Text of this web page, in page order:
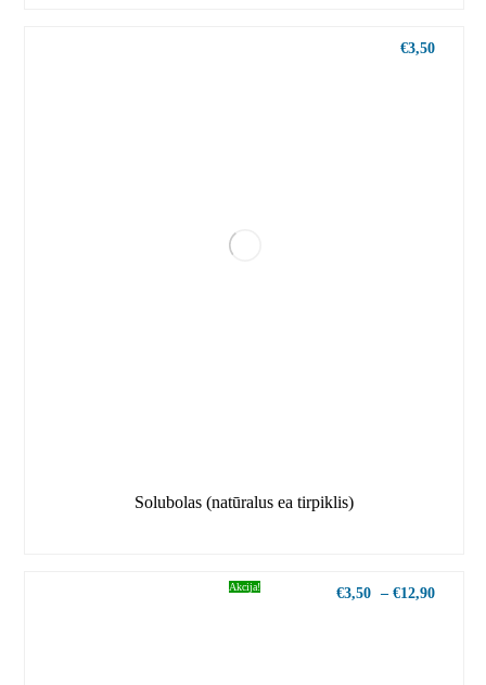
Solubolas (natūralus ea tirpiklis)
€3,50
Akcija! €3,50 – €12,90